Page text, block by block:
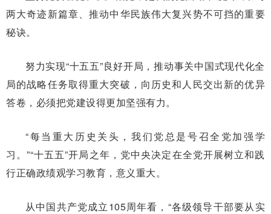
两大奇迹新篇章、推动中华民族伟大复兴势不可挡的重要
秘诀。
努力实现“十五五”良好开局，推动事关中国式现代化全
局的战略任务取得重大突破，向历史和人民交出新的优异
答卷，必须把党建设得更加坚强有力。
“每当重大历史关头，我们党总是号召全党加强学
习。”“十五五”开局之年，党中央决定在全党开展树立和践
行正确政绩观学习教育，意义重大。
从中国共产党成立105周年看，“各级领导干部要从实